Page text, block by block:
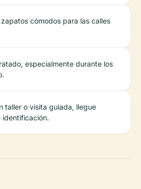
cómodos para las calles
especialmente durante los
taller o visita guiada, llegue
identificación.